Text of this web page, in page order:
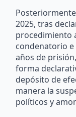
2025, tras
procedimiento
condenatorio e
años de
forma
depósito de
manera la
políticos y